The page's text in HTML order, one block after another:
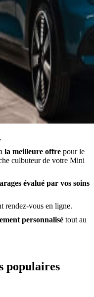
la meilleure offre pour le
culbuteur de votre Mini
évalué par vos soins
rendez-vous en ligne.
personnalisé tout au
populaires